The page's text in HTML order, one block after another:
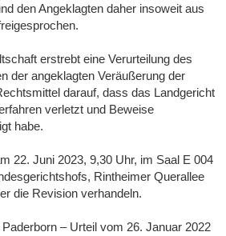
den Angeklagten daher insoweit aus
erstrebt eine Verurteilung des
der angeklagten Veräußerung der
darauf, dass das Landgericht
verletzt und Beweise
habe.
22. Juni 2023, 9,30 Uhr, im Saal E 004
Rintheimer Querallee
die Revision verhandeln.
– Urteil vom 26. Januar 2022